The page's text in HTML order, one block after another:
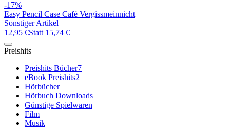
-17%
Easy Pencil Case Café Vergissmeinnicht
Sonstiger Artikel
12,95 €Statt 15,74 €
Preishits
Preishits Bücher7
eBook Preishits2
Hörbücher
Hörbuch Downloads
Günstige Spielwaren
Film
Musik